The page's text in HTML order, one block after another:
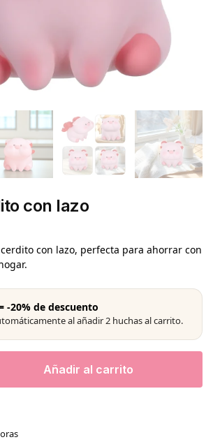
con lazo
con lazo, perfecta para ahorrar con
-20% de descuento
al añadir 2 huchas al carrito.
Añadir al carrito